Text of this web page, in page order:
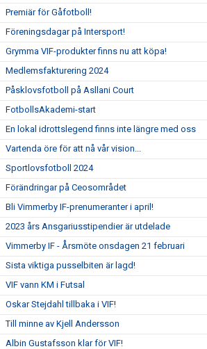
Premiär för Gåfotboll!
Föreningsdagar på Intersport!
Grymma VIF-produkter finns nu att köpa!
Medlemsfakturering 2024
Påsklovsfotboll på Asllani Court
FotbollsAkademi-start
En lokal idrottslegend finns inte längre med oss
Vartenda öre för att nå vår vision...
Sportlovsfotboll 2024
Förändringar på Ceosområdet
Bli Vimmerby IF-prenumeranter i april!
2023 års Ansgariusstipendier är utdelade
Vimmerby IF - Årsmöte onsdagen 21 februari
Sista viktiga pusselbiten är lagd!
VIF vann KM i Futsal
Oskar Stejdahl tillbaka i VIF!
Till minne av Kjell Andersson
Albin Gustafsson klar för VIF!